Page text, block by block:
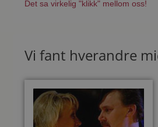
Det sa virkelig "klikk" mellom oss!
Vi fant hverandre